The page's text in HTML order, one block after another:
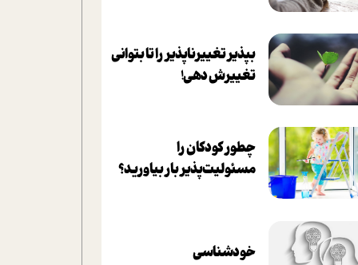
بپذير تغييرناپذير را تا بتواني
تغييرش دهي!‏
چطور کودکان را
مسئولیت‌پذیر بار بیاورید؟
خودشناسی